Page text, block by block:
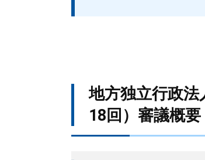
地方独立行政
18回）審議概要